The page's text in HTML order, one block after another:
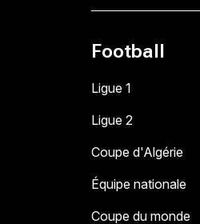
Football
Ligue 1
Ligue 2
Coupe d'Algérie
Équipe nationale
Coupe du monde